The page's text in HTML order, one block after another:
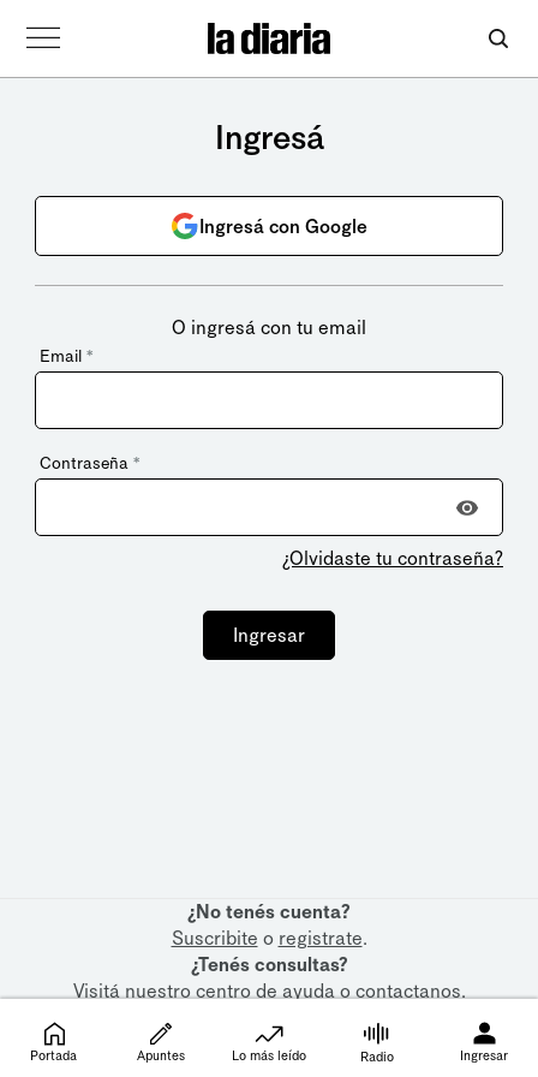
Ingresá
Ingresá con Google
O ingresá con tu email
Email *
Contraseña *
¿Olvidaste tu contraseña?
Ingresar
¿No tenés cuenta?
Suscribite o registrate.
¿Tenés consultas?
Visitá nuestrocentro de ayudaocontactanos.
Portada Apuntes Lo más leído Radio Ingresar